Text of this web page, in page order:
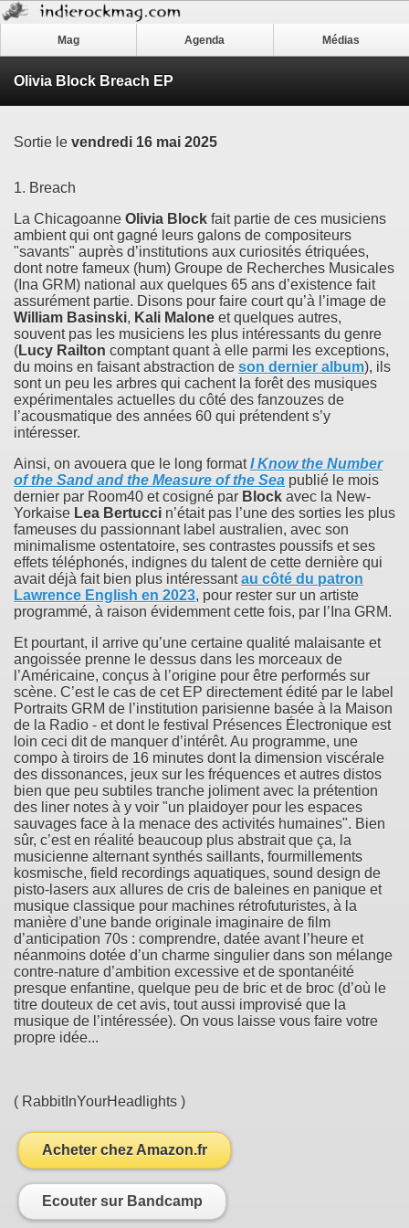
Mag Agenda Médias
Olivia Block Breach EP
Sortie le vendredi 16 mai 2025
1. Breach
La Chicagoanne Olivia Block fait partie de ces musiciens
ambient qui ont gagné leurs galons de compositeurs
"savants" auprès d’institutions aux curiosités étriquées,
dont notre fameux (hum) Groupe de Recherches Musicales
(Ina GRM) national aux quelques 65 ans d’existence fait
assurément partie. Disons pour faire court qu’à l’image de
William Basinski, Kali Malone et quelques autres,
souvent pas les musiciens les plus intéressants du genre
(Lucy Railton comptant quant à elle parmi les exceptions,
du moins en faisant abstraction de son dernier album), ils
sont un peu les arbres qui cachent la forêt des musiques
expérimentales actuelles du côté des fanzouzes de
l’acousmatique des années 60 qui prétendent s’y
intéresser.
Ainsi, on avouera que le long formatI Know the Number
of the Sand and the Measure of the Sea publié le mois
dernier par Room40 et cosigné par Block avec la New-
Yorkaise Lea Bertucci n’était pas l’une des sorties les plus
fameuses du passionnant label australien, avec son
minimalisme ostentatoire, ses contrastes poussifs et ses
effets téléphonés, indignes du talent de cette dernière qui
avait déjà fait bien plus intéressantau côté du patron
Lawrence English en 2023, pour rester sur un artiste
programmé, à raison évidemment cette fois, par l’Ina GRM.
Et pourtant, il arrive qu’une certaine qualité malaisante et
angoissée prenne le dessus dans les morceaux de
l’Américaine, conçus à l’origine pour être performés sur
scène. C’est le cas de cet EP directement édité par le label
Portraits GRM de l’institution parisienne basée à la Maison
de la Radio - et dont le festival Présences Électronique est
loin ceci dit de manquer d’intérêt. Au programme, une
compo à tiroirs de 16 minutes dont la dimension viscérale
des dissonances, jeux sur les fréquences et autres distos
bien que peu subtiles tranche joliment avec la prétention
des liner notes à y voir "un plaidoyer pour les espaces
sauvages face à la menace des activités humaines". Bien
sûr, c’est en réalité beaucoup plus abstrait que ça, la
musicienne alternant synthés saillants, fourmillements
kosmische, field recordings aquatiques, sound design de
pisto-lasers aux allures de cris de baleines en panique et
musique classique pour machines rétrofuturistes, à la
manière d’une bande originale imaginaire de film
d’anticipation 70s : comprendre, datée avant l’heure et
néanmoins dotée d’un charme singulier dans son mélange
contre-nature d’ambition excessive et de spontanéité
presque enfantine, quelque peu de bric et de broc (d’où le
titre douteux de cet avis, tout aussi improvisé que la
musique de l’intéressée). On vous laisse vous faire votre
propre idée...
( RabbitInYourHeadlights )
Acheter chez Amazon.fr
Ecouter sur Bandcamp